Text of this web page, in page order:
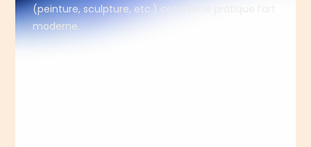
(peinture, sculpture, etc.) comme le pratique l’art
moderne.